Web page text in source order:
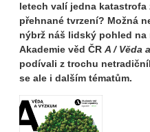
letech valí jedna katastrofa
přehnané tvrzení? Možná
nýbrž náš lidský pohled
Akademie věd ČR A / Věda
podívali z trochu
se ale i dalším tématům.